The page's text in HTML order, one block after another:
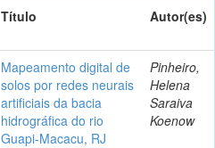
Título Autor(es)
Mapeamento digital de
solos por redes neurais
artificiais da bacia
hidrográfica do rio
Guapi-Macacu, RJ
Pinheiro,
Helena
Saraiva
Koenow